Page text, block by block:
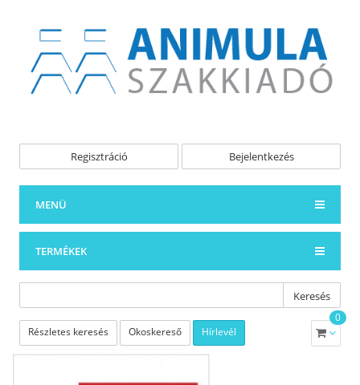
Regisztráció Bejelentkezés
MENÜ
TERMÉKEK
Keresés
Részletes keresés Okoskereső Hírlevél
0